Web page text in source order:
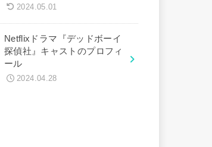
2024.05.01
Netflixドラマ『デッドボーイ
探偵社』キャストのプロフィ
ール
2024.04.28